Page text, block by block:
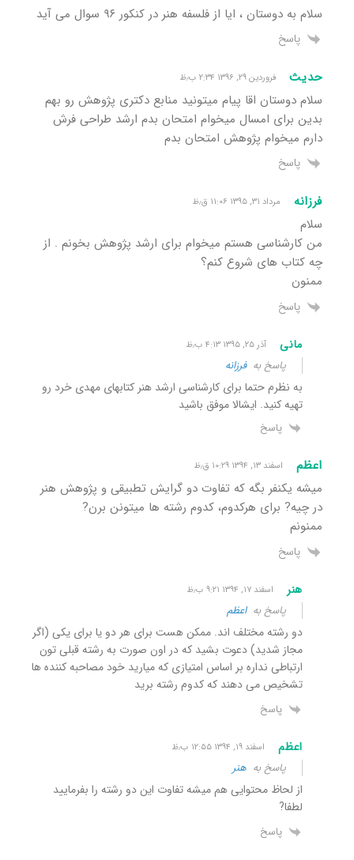
سلام به دوستان ، ایا از فلسفه هنر در کنکور ۹۶ سوال می آید
پاسخ
حدیث فروردین ۲۹, ۱۳۹۶ ۲:۳۴ ب٫ظ
سلام دوستان اقا پیام میتونید منابع دکتری پژوهش رو بهم
بدین برای امسال میخوام امتحان بدم ارشد طراحی فرش
دارم میخوام پژوهش امتحان بدم
پاسخ
فرزانه مرداد ۳۱, ۱۳۹۵ ۱۱:۰۶ ق٫ظ
سلام
من کارشناسی هستم میخوام برای ارشد پژوهش بخونم . از
چه کتاب های شروع کنم؟
ممنون
پاسخ
مانی آذر ۲۵, ۱۳۹۵ ۴:۱۳ ب٫ظ
پاسخ بهفرزانه
به نظرم حتما برای کارشناسی ارشد هنر کتابهای مهدی خرد رو
تهیه کنید. ایشالا موفق باشید
پاسخ
اعظم اسفند ۱۳, ۱۳۹۴ ۱۰:۲۹ ق٫ظ
میشه یکنفر بگه که تفاوت دو گرایش تطبیقی و پژوهش هنر
در چیه? برای هرکدوم، کدوم رشته ها میتونن برن?
ممنونم
پاسخ
هنر اسفند ۱۷, ۱۳۹۴ ۹:۲۱ ب٫ظ
پاسخ بهاعظم
دو رشته مختلف اند. ممکن هست برای هر دو یا برای یکی (اگر
مجاز شدید) دعوت بشید که در اون صورت به رشته قبلی تون
ارتباطی نداره بر اساس امتیازی که میارید خود مصاحبه کننده ها
تشخیص می دهند که کدوم رشته برید
پاسخ
اعظم اسفند ۱۹, ۱۳۹۴ ۱۲:۵۵ ب٫ظ
پاسخ به هنر
از لحاظ محتوایی هم میشه تفاوت این دو رشته را بفرمایید
لطفا?
پاسخ